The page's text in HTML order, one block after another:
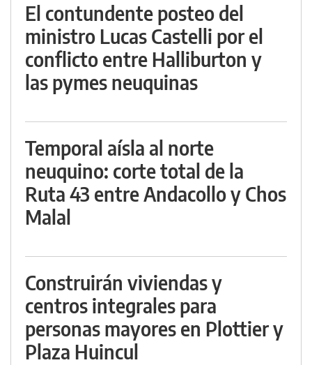
El contundente posteo del
ministro Lucas Castelli por el
conflicto entre Halliburton y
las pymes neuquinas
Temporal aísla al norte
neuquino: corte total de la
Ruta 43 entre Andacollo y Chos
Malal
Construirán viviendas y
centros integrales para
personas mayores en Plottier y
Plaza Huincul